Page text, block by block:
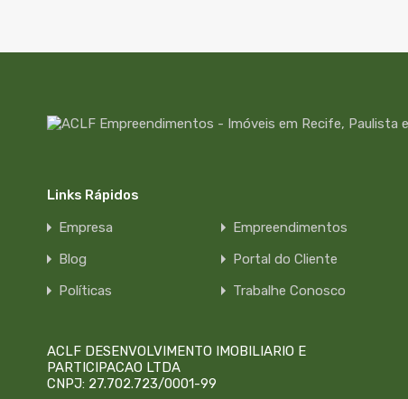
Links Rápidos
Empresa
Empreendimentos
Blog
Portal do Cliente
Políticas
Trabalhe Conosco
ACLF DESENVOLVIMENTO IMOBILIARIO E
PARTICIPACAO LTDA
CNPJ: 27.702.723/0001-99